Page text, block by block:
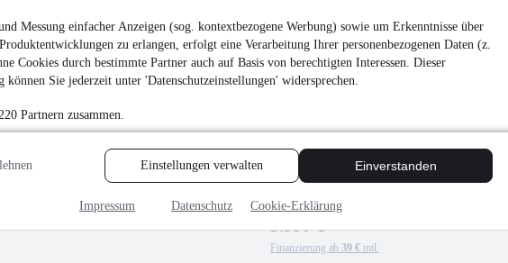
Messung einfacher Anzeigen (sog. kontextbezogene Werbung) sowie um Erkenntnisse über
zu erlangen, erfolgt eine Verarbeitung Ihrer personenbezogenen Daten (z.
Cookies durch bestimmte Partner auch auf Basis von berechtigten Interessen. Dieser
können Sie jederzeit unter 'Datenschutzeinstellungen' widersprechen.
Partnern zusammen.
Einstellungen verwalten Einverstanden
Impressum Datenschutz Cookie-Erklärung
2.790 €
Finanzierung ab 26 € mtl.
Unfallfrei •
Ford Focus Turnier Titanium 2.0 TDCI
AUTOMATIK*XENON*
5.990 €
Finanzierung ab 39 € mtl.